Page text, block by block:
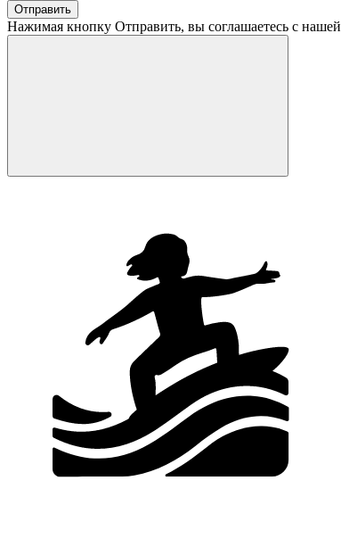
Отправить
Нажимая кнопку Отправить, вы соглашаетесь с нашей